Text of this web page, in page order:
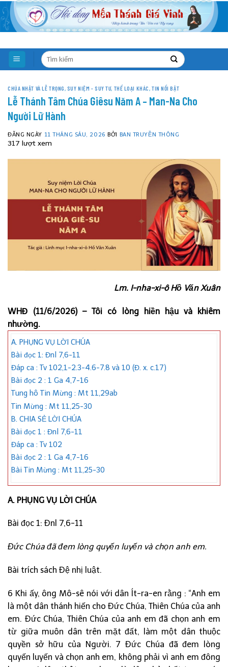
Skip
to
content
CHÚA NHẬT VÀ LỄ TRỌNG, SUY NIỆM - SUY TƯ, THỂ LOẠI KHÁC, TIN NỔI BẬT
Lễ Thánh Tâm Chúa Giêsu Năm A – Man-Na Cho
Người Lữ Hành
ĐĂNG NGÀY 11 THÁNG SÁU, 2026 BỞI BAN TRUYỀN THÔNG
317 lượt xem
Lm. I-nha-xi-ô Hồ Văn Xuân
WHĐ (11/6/2026) – Tôi có lòng hiền hậu và khiêm
nhường.
A. PHỤNG VỤ LỜI CHÚA
Bài đọc 1: Đnl 7,6-11
Đáp ca : Tv 102,1-2.3-4.6-7.8 và 10 (Đ. x. c.17)
Bài đọc 2 : 1 Ga 4,7-16
Tung hô Tin Mừng : Mt 11,29ab
Tin Mừng : Mt 11,25-30
B. CHIA SẺ LỜI CHÚA
Bài đọc 1 : Đnl 7,6-11
Đáp ca : Tv 102
Bài đọc 2 : 1 Ga 4,7-16
Bài Tin Mừng : Mt 11,25-30
A. PHỤNG VỤ LỜI CHÚA
Bài đọc 1: Đnl 7,6-11
Đức Chúa đã đem lòng quyến luyến và chọn anh em.
Bài trích sách Đệ nhị luật.
6 Khi ấy, ông Mô-sê nói với dân Ít-ra-en rằng : “Anh em
là một dân thánh hiến cho Đức Chúa, Thiên Chúa của anh
em. Đức Chúa, Thiên Chúa của anh em đã chọn anh em
từ giữa muôn dân trên mặt đất, làm một dân thuộc
quyền sở hữu của Người. 7 Đức Chúa đã đem lòng
quyến luyến và chọn anh em, không phải vì anh em đông